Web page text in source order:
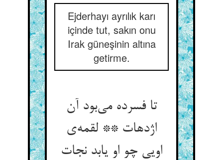
Ejderhayı ayrılık karı
içinde tut, sakın onu
Irak güneşinin altına
getirme.
تا فسرده می‌بود آن
اژدهات ** لقمه‌ی
اویی چو او یابد نجات